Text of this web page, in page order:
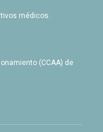
médicos.
(CCAA) de